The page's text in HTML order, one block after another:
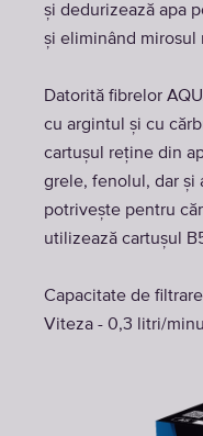
și dedurizează apa
și eliminând mirosul
Datorită fibrelor
cu argintul și cu
cartușul reține din
grele, fenolul, dar și
potrivește pentru
utilizează cartușul
Capacitate de
Viteza - 0,3 litri/